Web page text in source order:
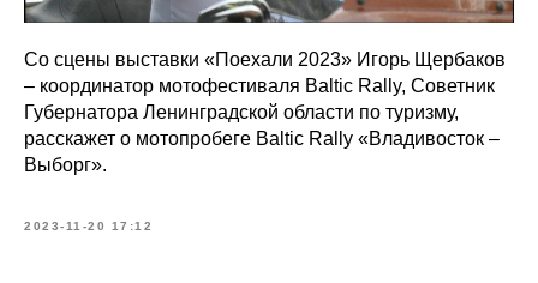
Со сцены выставки «Поехали 2023» Игорь Щербаков
– координатор мотофестиваля Baltic Rally, Советник
Губернатора Ленинградской области по туризму,
расскажет о мотопробеге Baltic Rally «Владивосток –
Выборг».
2023-11-20 17:12